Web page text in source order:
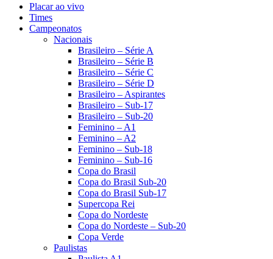
Placar ao vivo
Times
Campeonatos
Nacionais
Brasileiro – Série A
Brasileiro – Série B
Brasileiro – Série C
Brasileiro – Série D
Brasileiro – Aspirantes
Brasileiro – Sub-17
Brasileiro – Sub-20
Feminino – A1
Feminino – A2
Feminino – Sub-18
Feminino – Sub-16
Copa do Brasil
Copa do Brasil Sub-20
Copa do Brasil Sub-17
Supercopa Rei
Copa do Nordeste
Copa do Nordeste – Sub-20
Copa Verde
Paulistas